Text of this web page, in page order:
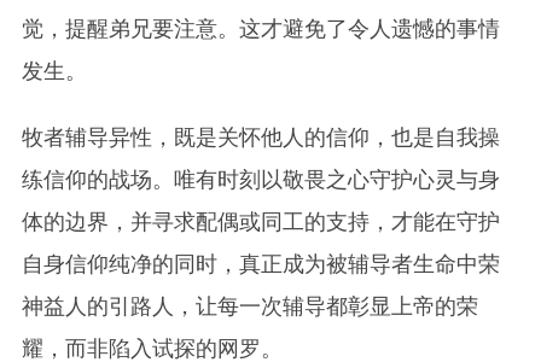
觉，提醒弟兄要注意。这才避免了令人遗憾的事情
发生。
牧者辅导异性，既是关怀他人的信仰，也是自我操
练信仰的战场。唯有时刻以敬畏之心守护心灵与身
体的边界，并寻求配偶或同工的支持，才能在守护
自身信仰纯净的同时，真正成为被辅导者生命中荣
神益人的引路人，让每一次辅导都彰显上帝的荣
耀，而非陷入试探的网罗。